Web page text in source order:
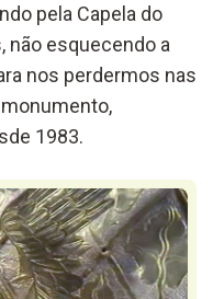
pela Capela do
não esquecendo a
nos perdermos nas
1983.